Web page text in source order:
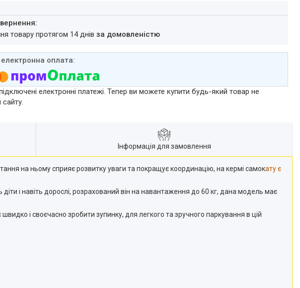
товару протягом 14 днів за домовленістю
електронні платежі. Тепер ви можете купити будь-який товар не
Інформація для замовлення
на ньому сприяє розвитку уваги та покращує координацію, на кермі самокату є
діти і навіть дорослі, розрахований він на навантаження до 60 кг, дана модель має
і своєчасно зробити зупинку, для легкого та зручного паркування в цій